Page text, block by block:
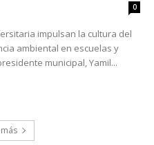
0
impulsan la cultura del
ambiental en escuelas y
El presidente municipal, Yamil...